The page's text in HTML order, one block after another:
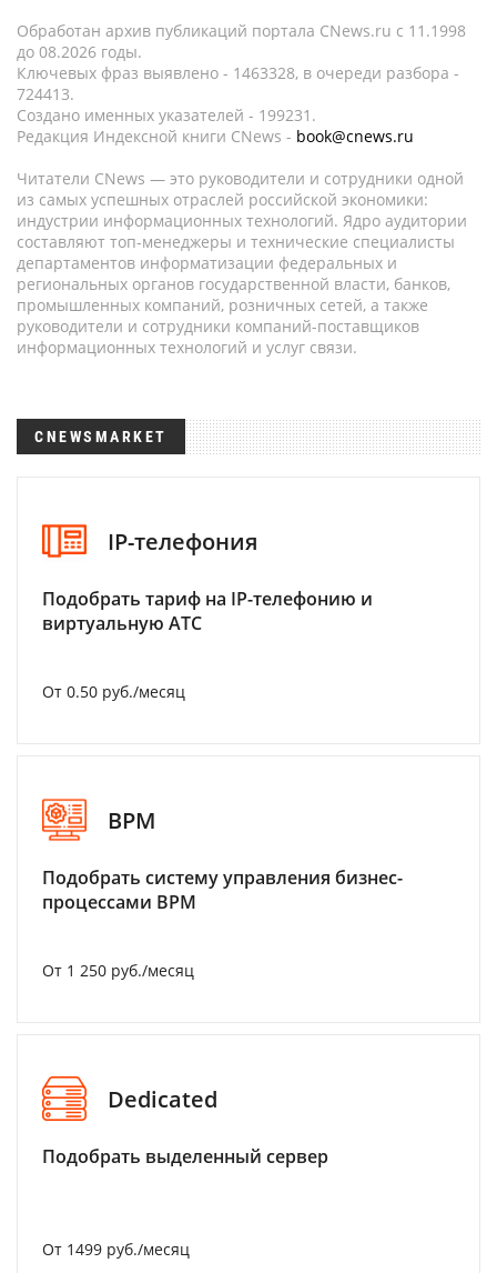
Обработан архив публикаций портала CNews.ru c 11.1998
до 08.2026 годы.
Ключевых фраз выявлено - 1463328, в очереди разбора -
724413.
Создано именных указателей - 199231.
Редакция Индексной книги CNews - book@cnews.ru
Читатели CNews — это руководители и сотрудники одной
из самых успешных отраслей российской экономики:
индустрии информационных технологий. Ядро аудитории
составляют топ-менеджеры и технические специалисты
департаментов информатизации федеральных и
региональных органов государственной власти, банков,
промышленных компаний, розничных сетей, а также
руководители и сотрудники компаний-поставщиков
информационных технологий и услуг связи.
CNEWSMARKET
IP-телефония
Подобрать тариф на IP-телефонию и
виртуальную АТС
От 0.50 руб./месяц
BPM
Подобрать систему управления бизнес-
процессами BPM
От 1 250 руб./месяц
Dedicated
Подобрать выделенный сервер
От 1499 руб./месяц